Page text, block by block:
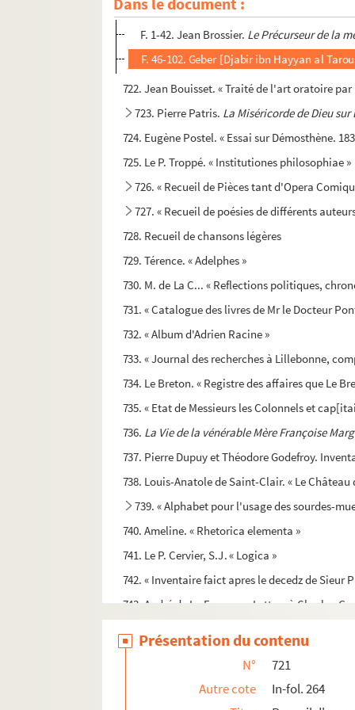
721. Recueil d'œuvres de médecine et
F. 1-42. Jean Brossier. Le Précurseur de la
F. 46-102. Geber [Djabir ibn Hayyan al
722. Jean Bouisset. « Traité de l'art oratoire
723. Pierre Patris. La Miséricorde de Dieu
724. Eugène Postel. « Essai sur Démosthène.
725. Le P. Troppé. « Institutiones philosophiae »
726. « Recueil de Pièces tant d'Opera
727. « Recueil de poésies de différents
728. Recueil de chansons légères
729. Térence. « Adelphes »
730. M. de La C... « Reflections politiques,
731. « Catalogue des livres de Mr le Docteur
732. « Album d'Adrien Racine »
733. « Journal des recherches à Lillebonne,
734. Le Breton. « Registre des affaires que Le
735. « Etat de Messieurs les Colonnels et
736. La Vie de la vénérable Mère Françoise
737. Pierre Dupuy et Théodore Godefroy.
738. Louis-Anatole de Saint-Clair. « Le
739. « Alphabet pour l'usage des sourdes-
740. Ameline. « Rhetorica elementa »
741. Le P. Cervier, S.J. « Logica »
742. « Inventaire faict apres le decedz de
743. André de La Fresnaye. Lettres à Charles-
745. Pierre de La Rue. « Logica »
Présentation du contenu
N°
721
Autre cote
In-fol. 264